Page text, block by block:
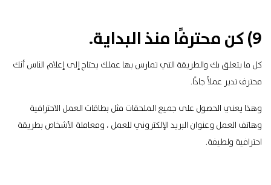
9) كن محترفًا منذ البداية.
كل ما يتعلق بك والطريقة التي تمارس بها عملك يحتاج إلى إعلام الناس أنك
محترف تدير عملاً جادًا.
وهذا يعني الحصول على جميع الملحقات مثل بطاقات العمل الاحترافية
وهاتف العمل وعنوان البريد الإلكتروني للعمل ، ومعاملة الأشخاص بطريقة
احترافية ولطيفة.